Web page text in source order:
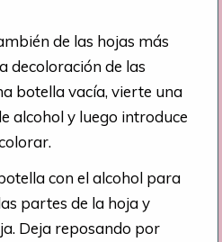
de las hojas más
decoloración de las
botella vacía, vierte una
alcohol y luego introduce
con el alcohol para
partes de la hoja y
Deja reposando por